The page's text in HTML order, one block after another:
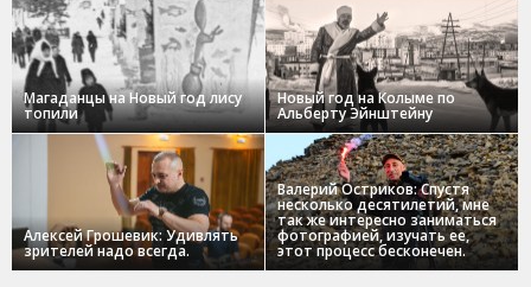
Магаданцы на Новый год лису
топили
Новый год на Колыме по
Альберту Эйнштейну
Алексей Грошевик: Удивлять
зрителей надо всегда.
Валерий Остриков: Спустя
несколько десятилетий, мне
так же интересно заниматься
фотографией, изучать ее,
этот процесс бесконечен.